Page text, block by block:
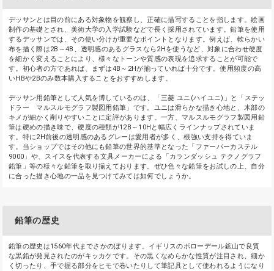
デッサンとは目の前にある対象物を観察し、正確に描写することを指します。絵画
制作の基礎とされ、美術大学の入学試験などで長く採用されています。鉛筆を使用
するデッサンでは、その使い分けが重要なポイントとなります。例えば、軟らかい
布を描く際は2B～4B、透明感のあるグラスなら2Hを使うなど、対象に合わせ硬度
を細かく変えることにより、様々なトーンや質感の表現を追求することが可能で
す。初心者の方であれば、まずは4B～2Hが揃っていれば十分です。使用頻度の高
いHBや2Bのみ数本購入することをおすすめします。
デッサン用鉛筆として人気を博しているのは、「三菱 ユニ(ハイユニ)」と「ステッ
ドラー マルスルモグラフ製図用鉛筆」です。ユニは滑らかな描き心地と、木部の
キメが細かく削りやすいことに定評があります。一方、マルスルモグラフ製図用鉛
筆は硬めの描き味で、硬度の種類が12B～10Hと幅広くラインナップされていま
す。特に2H前後の透明感のあるグレーは愛用者が多く、根強い支持を得ていま
す。当ショップではその他にも鉛筆の世界的基準となった「ファーバーカステル
9000」や、スイスを代表する文具メーカーによる「カランダッシュ テクノグラフ
鉛筆」等の様々な鉛筆を取り揃えております。ぜひ色々な鉛筆をお試しの上、自分
に合った描き心地の一品を見つけてみては如何でしょうか。
鉛筆の歴史
鉛筆の歴史は1560年代までさかのぼります。イギリスのボローデール鉱山で良質
な黒鉛が発見されたのがキッカケです。その黒くなめらかな性質が注目され、細か
く切ったり、手で握る部分をヒモで巻いたりして筆記具として使われるようになり